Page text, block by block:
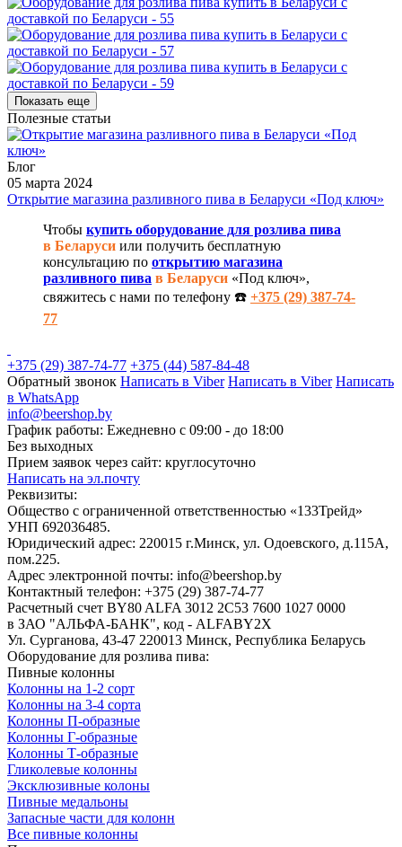
Показать еще
Полезные статьи
Блог
05 марта 2024
Открытие магазина разливного пива в Беларуси «Под ключ»
Чтобы купить оборудование для розлива пива
в Беларуси или получить бесплатную
консультацию по открытию магазина
разливного пива в Беларуси «Под ключ»,
свяжитесь с нами по телефону ☎️ +375 (29) 387-74-
77
+375 (29) 387-74-77 +375 (44) 587-84-48
Обратный звонок Написать в Viber Написать в Viber Написать
в WhatsApp
info@beershop.by
График работы: Ежедневно с 09:00 - до 18:00
Без выходных
Прием заявок через сайт: круглосуточно
Написать на эл.почту
Реквизиты:
Общество с ограниченной ответственностью «133Трейд»
УНП 692036485​.
Юридический адрес: 220015 г.Минск, ул. Одоевского, д.115А,
пом.225.
Адрес электронной почты: info@beershop.by
Контактный телефон: +375 (29) 387-74-77
Расчетный счет BY80 ALFA 3012 2C53 7600 1027 0000
в ЗАО "АЛЬФА-БАНК", код - ALFABY2X
Ул. Сурганова, 43-47 220013 Минск, Республика Беларусь
Оборудование для розлива пива:
Пивные колонны
Колонны на 1-2 сорт
Колонны на 3-4 сорта
Колонны П-образные
Колонны Г-образные
Колонны Т-образные
Гликолевые колонны
Эксклюзивные колоны
Пивные медальоны
Запасные части для колонн
Все пивные колонны